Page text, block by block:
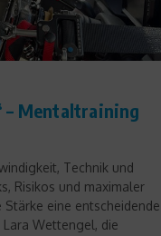
– Mentaltraining
Technik und
Risikos und maximaler
eine entscheidende
Wettengel, die